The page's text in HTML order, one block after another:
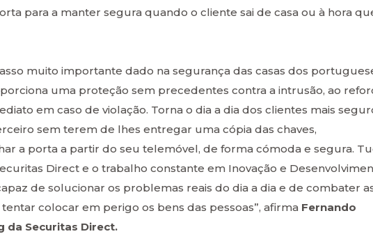
para a manter segura quando o cliente sai de casa ou à hora
muito importante dado na segurança das casas dos
uma proteção sem precedentes contra a intrusão, ao
em caso de violação. Torna o dia a dia dos clientes mais
sem terem de lhes entregar uma cópia das chaves,
a porta a partir do seu telemóvel, de forma cómoda e segura.
Direct e o trabalho constante em Inovação e
de solucionar os problemas reais do dia a dia e de combater
colocar em perigo os bens das pessoas”, afirma Fernando
da Securitas Direct.